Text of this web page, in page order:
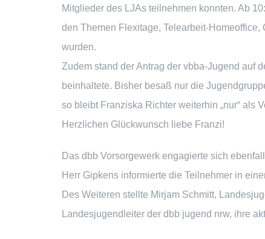
Mitglieder des LJAs teilnehmen konnten. Ab
den Themen Flexitage, Telearbeit-
wurden.
Zudem stand der Antrag der vbba-Jugend auf
beinhaltete. Bisher besaß nur die
so bleibt Franziska Richter weiterhin „nur“ als
Herzlichen Glückwunsch liebe Franzi!
Das dbb Vorsorgewerk engagierte sich
Herr Gipkens informierte die Teilnehmer in
Des Weiteren stellte Mirjam Schmitt,
Landesjugendleiter der dbb jugend nrw, ihre